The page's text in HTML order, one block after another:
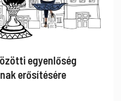
egyenlőség
erősítésére